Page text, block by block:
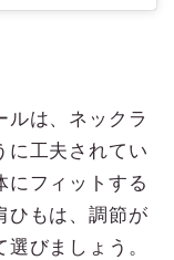
ルは、ネックラ
に工夫されてい
にフィットする
ひもは、調節が
びましょう。